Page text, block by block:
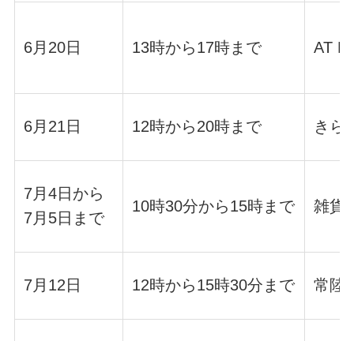
6月20日 13時から17時まで AT
6月21日 12時から20時まで きら
7月4日から
7月5日まで
10時30分から15時まで 雑貨
7月12日 12時から15時30分まで 常陸